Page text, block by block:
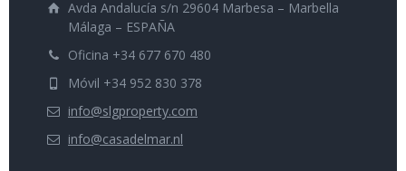
Avda Andalucía s/n 29604 Marbesa – Marbella
Málaga – ESPAÑA
Oficina +34 677 670 480
Móvil +34 952 830 378
info@slgproperty.com
info@casadelmar.nl